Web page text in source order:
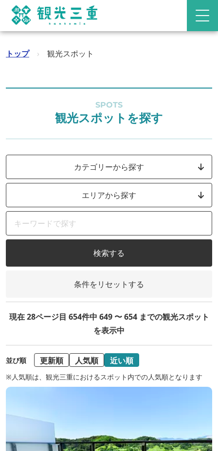
トップ › 観光スポット
SPOTS
観光スポットを探す
カテゴリーから探す
エリアから探す
検索する
条件をリセットする
現在 28ページ目 654件中 649 〜 654 までの観光スポット
を表示中
並び順 更新順 人気順 近い順
※人気順は、観光三重におけるスポット内での人気順となります